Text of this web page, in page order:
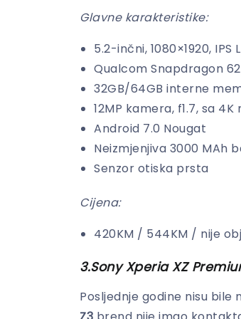
Glavne karakteristike:
5.2-inčni, 1080×1920,
Qualcom Snapdragon
32GB/64GB interne
12MP kamera, f1.7, sa
Android 7.0 Nougat
Neizmjenjiva 3000 MAh
Senzor otiska prsta
Cijena:
420KM / 544KM / nije
3.Sony Xperia XZ
Posljednje godine nisu